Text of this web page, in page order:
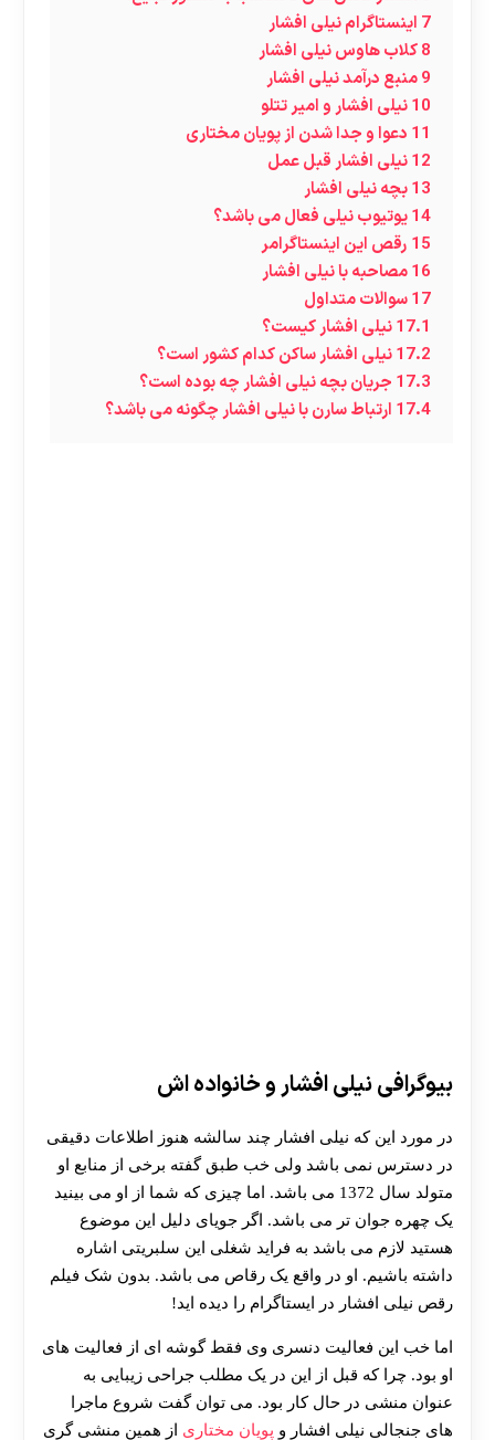
7 اینستاگرام نیلی افشار
8کلاب هاوس نیلی افشار
9منبع درآمد نیلی افشار
10نیلی افشار و امیر تتلو
11 دعوا و جدا شدن از پویان مختاری
12نیلی افشار قبل عمل
13بچه نیلی افشار
14یوتیوب نیلی فعال می باشد؟
15 رقص این اینستاگرامر
16مصاحبه با نیلی افشار
17سوالات متداول
17.1نیلی افشار کیست؟
17.2نیلی افشار ساکن کدام کشور است؟
17.3 جریان بچه نیلی افشار چه بوده است؟
17.4 ارتباط سارن با نیلی افشار چگونه می باشد؟
بیوگرافی نیلی افشار و خانواده اش
در مورد این که نیلی افشار چند سالشه هنوز اطلاعات دقیقی
در دسترس نمی باشد ولی خب طبق گفته برخی از منابع او
متولد سال 1372 می باشد. اما چیزی که شما از او می بینید
یک چهره جوان تر می باشد. اگر جویای دلیل این موضوع
هستید لازم می باشد به فراید شغلی این سلبریتی اشاره
داشته باشیم. او در واقع یک رقاص می باشد. بدون شک فیلم
رقص نیلی افشار در ایستاگرام را دیده اید!
اما خب این فعالیت دنسری وی فقط گوشه ای از فعالیت های
او بود. چرا که قبل از این در یک مطلب جراحی زیبایی به
عنوان منشی در حال کار بود. می توان گفت شروع ماجرا
های جنجالی نیلی افشار و پویان مختاری از همین منشی گری